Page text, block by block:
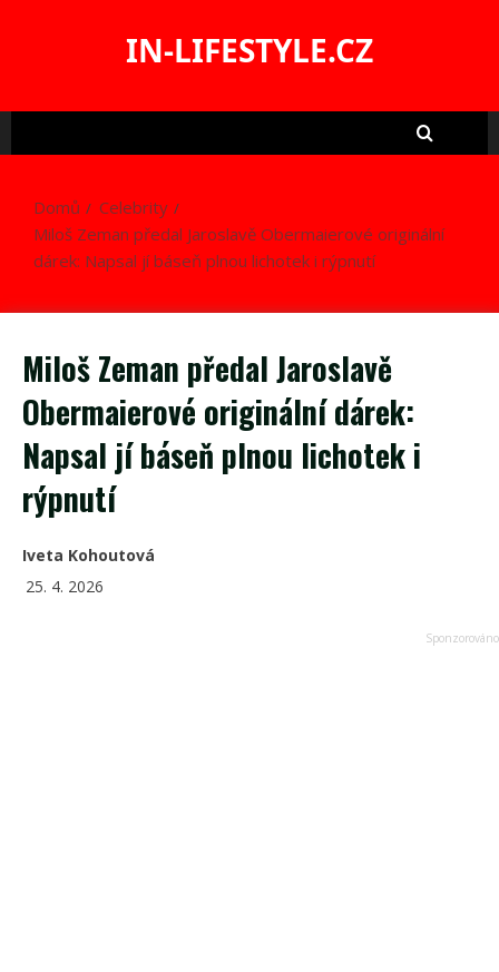
IN-LIFESTYLE.CZ
Domů
Celebrity
Miloš Zeman předal Jaroslavě Obermaierové originální
dárek: Napsal jí báseň plnou lichotek i rýpnutí
Miloš Zeman předal Jaroslavě
Obermaierové originální dárek:
Napsal jí báseň plnou lichotek i
rýpnutí
Iveta Kohoutová
25. 4. 2026